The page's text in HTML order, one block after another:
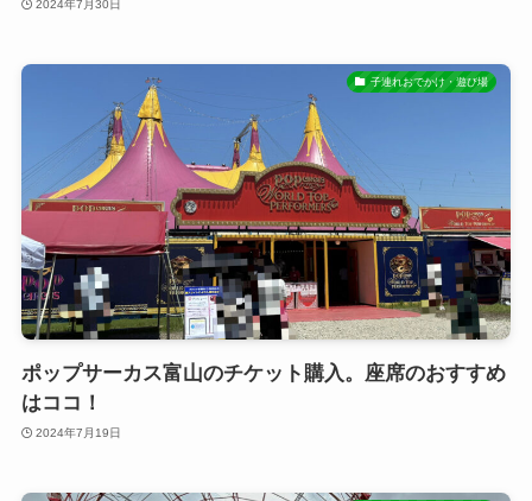
2024年7月30日
子連れおでかけ・遊び場
ポップサーカス富山のチケット購入。座席のおすすめ
はココ！
2024年7月19日